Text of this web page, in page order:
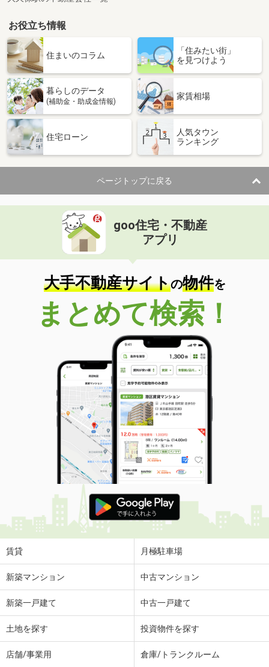
お役立ち情報
住まいのコラム
「住みたい街」
を見つけよう
暮らしのデータ
(補助金・助成金情報)
家賃相場
住宅ローン
人気タウン
ランキング
ページトップに戻る
goo住宅・不動産
アプリ
大手不動産サイトの物件を
まとめて検索！
賃貸 月極駐車場
新築マンション 中古マンション
新築一戸建て 中古一戸建て
土地を探す 投資物件を探す
店舗/事業用 倉庫/トランクルーム